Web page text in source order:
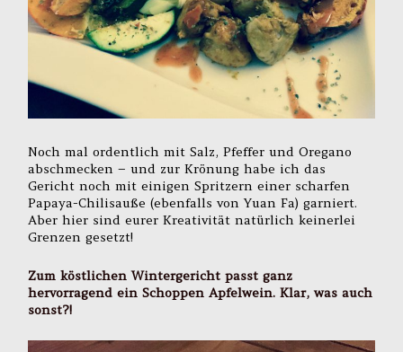
Noch mal ordentlich mit Salz, Pfeffer und Oregano
abschmecken – und zur Krönung habe ich das
Gericht noch mit einigen Spritzern einer scharfen
Papaya-Chilisauße (ebenfalls von Yuan Fa) garniert.
Aber hier sind eurer Kreativität natürlich keinerlei
Grenzen gesetzt!
Zum köstlichen Wintergericht passt ganz
hervorragend ein Schoppen Apfelwein. Klar, was auch
sonst?!